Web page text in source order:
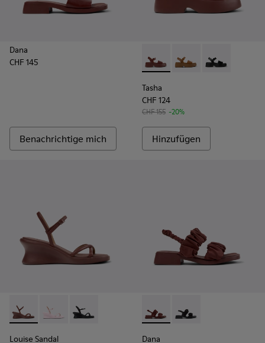
Dana
CHF 145
Benachrichtige mich
Tasha - K201659-012 -
Tasha - K201659-011
Tasha -
Tasha
CHF 124
CHF 155 -20%
Hinzufügen
Louise Sandal - K201916-002 - Burgunderrote
Louise Sandal - K201916-003
Louise Sandal - K201916-001
Louise Sandal
Dana - K201894-003 -
Dana - K201894-001
Dana